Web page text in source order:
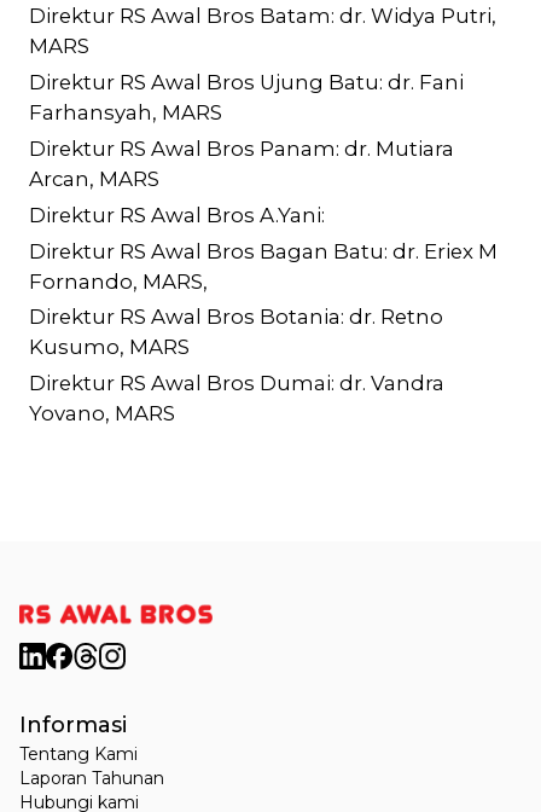
Direktur RS Awal Bros Batam: dr. Widya Putri,
MARS
Direktur RS Awal Bros Ujung Batu: dr. Fani
Farhansyah, MARS
Direktur RS Awal Bros Panam: dr. Mutiara
Arcan, MARS
Direktur RS Awal Bros A.Yani:
Direktur RS Awal Bros Bagan Batu: dr. Eriex M
Fornando, MARS,
Direktur RS Awal Bros Botania: dr. Retno
Kusumo, MARS
Direktur RS Awal Bros Dumai: dr. Vandra
Yovano, MARS
Informasi
Tentang Kami
Laporan Tahunan
Hubungi kami